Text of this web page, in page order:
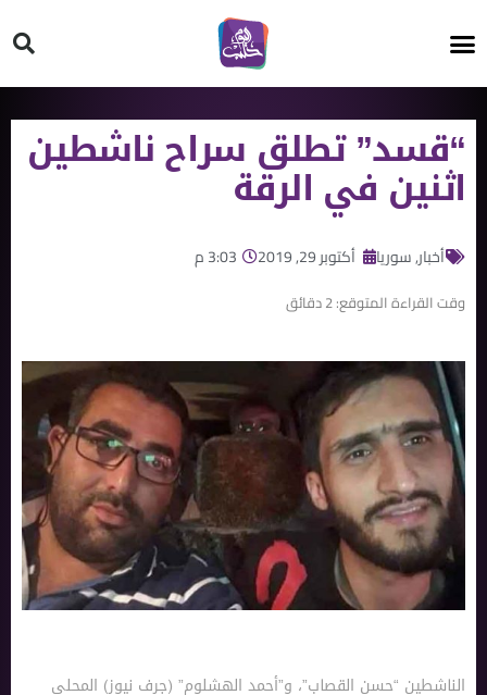
“قسد” تطلق سراح ناشطين
اثنين في الرقة
أخبار,سوريا أكتوبر 29, 2019 3:03 م
وقت القراءة المتوقع:2دقائق
الناشطين “حسن القصاب”، و”أحمد الهشلوم” (جرف نيوز) المحلي